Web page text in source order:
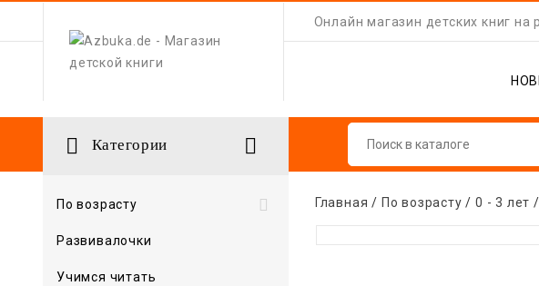
Онлайн магазин детских книг на
 Категории 

По возрасту
Развивалочки
Учимся читать
Главная По возрасту 0 - 3 лет